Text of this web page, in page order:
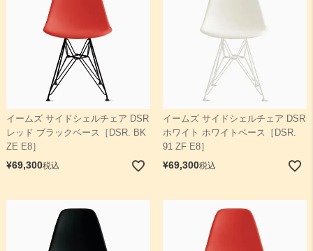
イームズ サイドシェルチェア DSR
レッド ブラックベース［DSR. BK
ZE E8］
¥69,300税込
イームズ サイドシェルチェア DSR
ホワイト ホワイトベース［DSR.
91 ZF E8］
¥69,300税込